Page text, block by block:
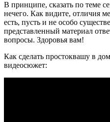
В принципе, сказать по теме
нечего. Как видите, отличия
есть, пусть и не особо
представленный материал
вопросы. Здоровья вам!
Как сделать простоквашу в
видеосюжет: